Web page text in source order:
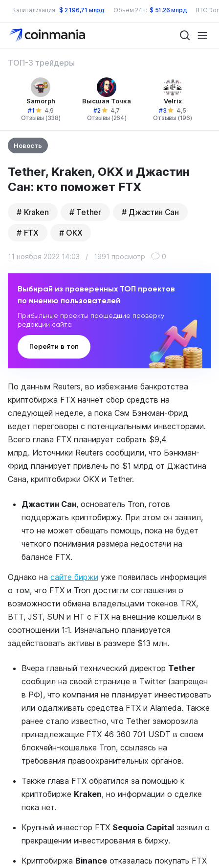
Капитализация: $ 2 196,71 млрд Объем 24ч: $ 51,26 млрд BTC
ТОП-3 трейдеры
Samorph
#1
4,9
Отзывы (338)
Высшая Точка
#2
4,7
Отзывы (264)
Velrix
#3
4,5
Отзывы (196)
Новость
Tether, Kraken, OKX и Джастин
Сан: кто поможет FTX
Kraken Tether Джастин Сан
FTX OKX
11 ноября 2022 14:03 / 1991 просмотр 0
Выбирай из проверенных ТОП проектов
по мнению пользователей
Прибыльные проекты прошедшие проверку
редакции сайта
Перейти в топ
По данным Reuters, во избежание банкротства
криптобиржа FTX начнет сбор средств на
следующей неделе, а пока Сэм Бэнкман-Фрид
ведет переговоры с потенциальными инвесторами.
Всего глава FTX планирует собрать $9,4
млрд. Источники Reuters сообщили, что Бэнкман-
Фрид планирует привлечь по $1 млрд от Джастина
Сана, криптобиржи OKX и Tether.
Джастин Сан, основатель Tron, готов
поддержать криптобиржу. При этом он заявил,
что не может обещать помощь, пока не будет
четкого понимания размера недостачи на
балансе FTX.
Однако на сайте биржи уже появилась информация
о том, что FTX и Tron достигли соглашения о
возможности обмена владельцами токенов TRX,
BTT, JST, SUN и HT с FTX на внешние кошельки в
соотношении 1:1. Изначально планируется
задействовать активы в размере $13 млн.
Вчера главный технический директор Tether
сообщил на своей странице в Twitter (запрещен
в РФ), что компания не планирует инвестировать
или одалживать средства FTX и Alameda. Также
ранее стало известно, что Tether заморозила
принадлежащие FTX 46 360 701 USDT в своем
блокчейн-кошельке Tron, ссылаясь на
требования правоохранительных органов.
Также глава FTX обратился за помощью к
криптобирже Kraken, но информации о сделке
пока нет.
Крупный инвестор FTX Sequoia Capital заявил о
прекращении инвестирования в биржу.
Криптобиржа Binance отказалась покупать FTX